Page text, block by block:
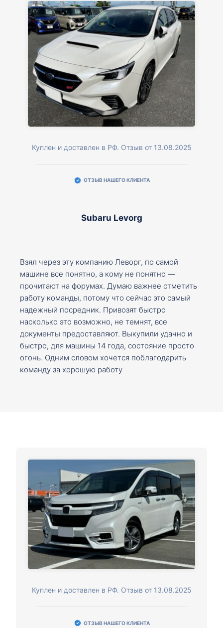
Куплен и доставлен в РФ. Отзыв от 13.08.2025
ОТЗЫВ НАШЕГО КЛИЕНТА
Subaru Levorg
Взял через эту компанию Леворг, по самой
машине все понятно, а кому не понятно —
прочитают на форумах. Думаю важнее отметить
работу команды, потому что сейчас это самый
надежный посредник. Привозят быстро
насколько это возможно, не темнят, все
документы предоставляют. Выкупили удачно и
быстро, для машины 14 года, состояние просто
огонь. Одним словом хочется поблагодарить
команду за хорошую работу
Куплен и доставлен в РФ. Отзыв от 13.08.2025
ОТЗЫВ НАШЕГО КЛИЕНТА